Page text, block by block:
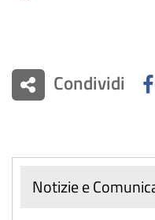
Condividi
Notizie e